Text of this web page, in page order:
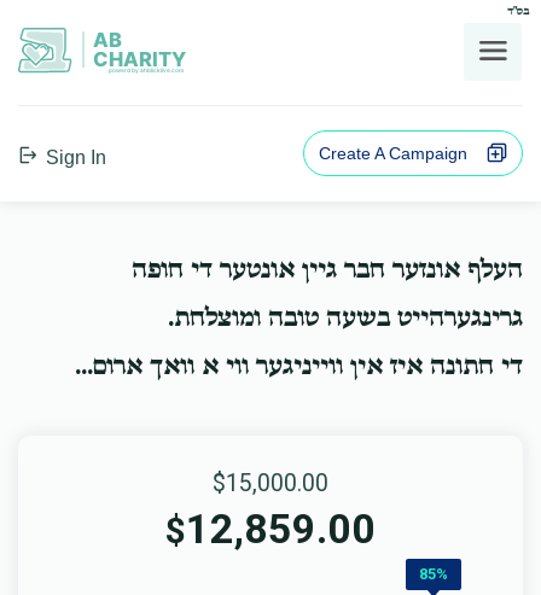
בס"ד
AB
CHARITY
powerd by ahblicklive.com
Sign In Create A Campaign
העלף אונזער חבר גיין אונטער די חופה
גרינגערהייט בשעה טובה ומוצלחת.
די חתונה איז אין ווייניגער ווי א וואך ארום...
$15,000.00
$12,859.00
85%